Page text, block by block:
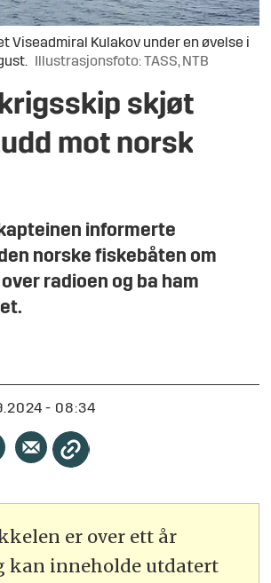
Viseadmiral Kulakov under en øvelse i
Illustrasjonsfoto: TASS, NTB
skjøt
mot norsk
informerte
norske fiskebåten om
radioen og ba ham
- 08:34
er over ett år
kan inneholde utdatert